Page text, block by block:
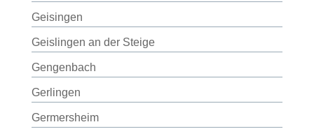
Geisingen
Geislingen an der Steige
Gengenbach
Gerlingen
Germersheim